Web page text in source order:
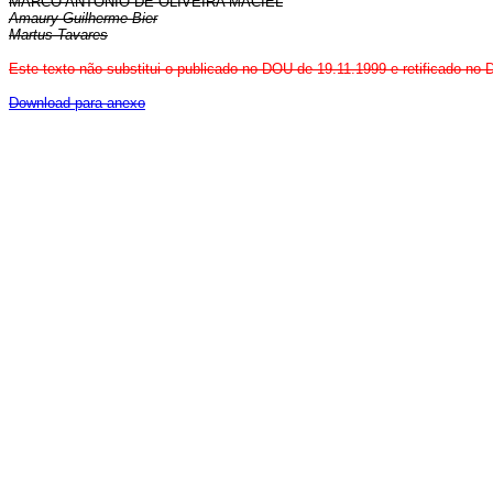
Amaury Guilherme Bier
Martus Tavares
Este texto não substitui o publicadono DOU de 19.11.1999 e retificado no
Download para anexo